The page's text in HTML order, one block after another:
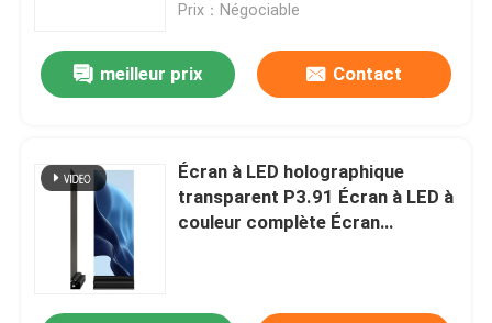
Prix：Négociable
meilleur prix Contact
Écran à LED holographique
transparent P3.91 Écran à LED à
couleur complète Écran